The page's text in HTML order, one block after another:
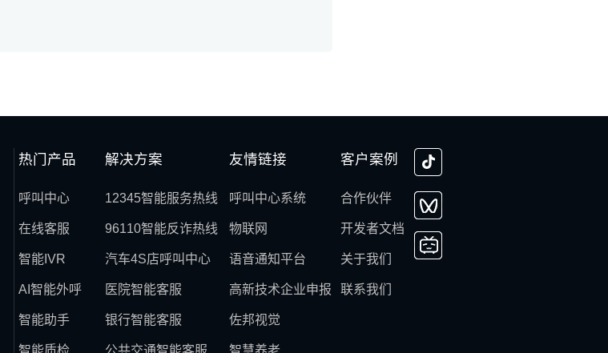
热门产品
呼叫中心
在线客服
智能IVR
AI智能外呼
智能助手
解决方案
12345智能服务热线
96110智能反诈热线
汽车4S店呼叫中心
医院智能客服
银行智能客服
友情链接
呼叫中心系统
物联网
语音通知平台
高新技术企业申报
佐邦视觉
客户案例
合作伙伴
开发者文档
关于我们
联系我们